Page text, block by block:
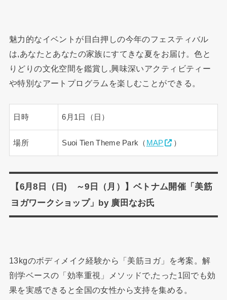
魅力的なイベントが目白押しの今年のフェスティバル
は,あなたとあなたの家族にすてきな夏をお届け。色と
りどりの文化空間を鑑賞し,興味深いアクティビティー
や特別なアートプログラムを楽しむことができる。
日時 6月1日（日）
場所 Suoi Tien Theme Park（ MAP ）
【6月8日（日) ～9日（月）】ベトナム開催「美筋
ヨガワークショップ」by 廣田なお氏
13kgのボディメイク経験から「美筋ヨガ」を考案。解
剖学ベースの「効率重視」メソッドで,たった1回でも効
果を実感できると全国の女性から支持を集める。